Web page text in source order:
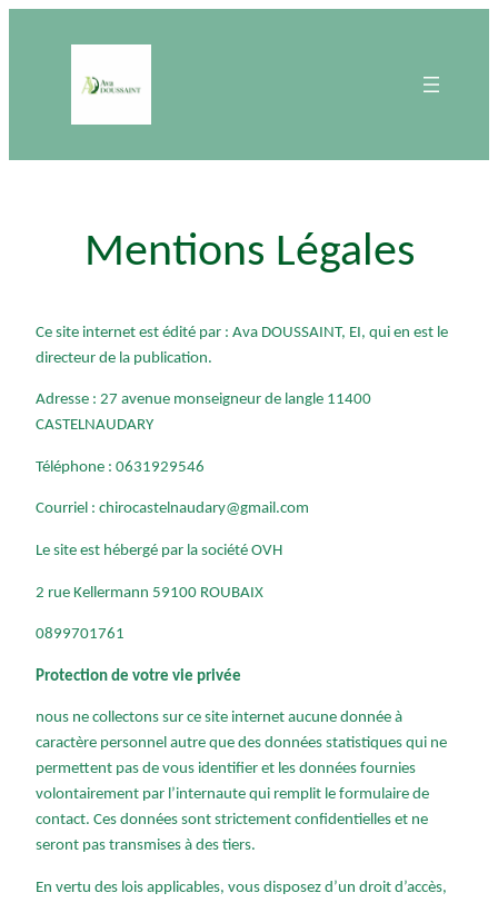
Mentions Légales
Ce site internet est édité par : Ava DOUSSAINT, EI, qui en est le
directeur de la publication.
Adresse : 27 avenue monseigneur de langle 11400
CASTELNAUDARY
Téléphone : 0631929546
Courriel : chirocastelnaudary@gmail.com
Le site est hébergé par la société OVH
2 rue Kellermann 59100 ROUBAIX
0899701761
Protection de votre vie privée
nous ne collectons sur ce site internet aucune donnée à
caractère personnel autre que des données statistiques qui ne
permettent pas de vous identifier et les données fournies
volontairement par l’internaute qui remplit le formulaire de
contact. Ces données sont strictement confidentielles et ne
seront pas transmises à des tiers.
En vertu des lois applicables, vous disposez d’un droit d’accès,